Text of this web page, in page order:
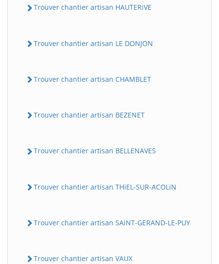
Trouver chantier artisan HAUTERiVE
Trouver chantier artisan LE DONJON
Trouver chantier artisan CHAMBLET
Trouver chantier artisan BEZENET
Trouver chantier artisan BELLENAVES
Trouver chantier artisan THiEL-SUR-ACOLiN
Trouver chantier artisan SAiNT-GERAND-LE-PUY
Trouver chantier artisan VAUX